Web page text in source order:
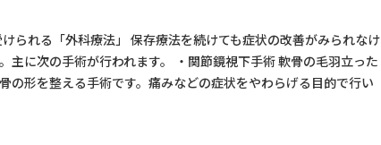
られる「外科療法」 保存療法を続けても症状の改善がみられなけ
主に次の手術が行われます。 ・関節鏡視下手術 軟骨の毛羽立った
の形を整える手術です。痛みなどの症状をやわらげる目的で行い